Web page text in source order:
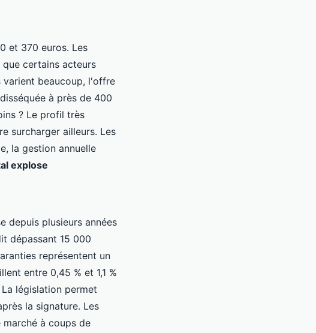
et 370 euros. Les
certains acteurs
varient beaucoup, l'offre
à près de 400
? Le profil très
surcharger ailleurs. Les
la gestion annuelle
explose
depuis plusieurs années
dépassant 15 000
représentent un
entre 0,45 % et 1,1 %
législation permet
la signature. Les
à coups de